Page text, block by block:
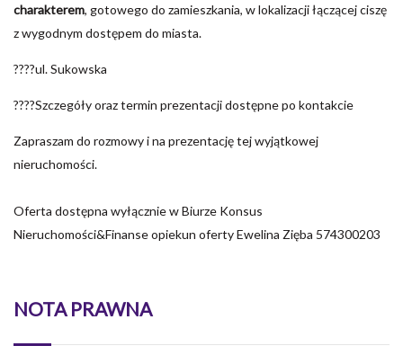
charakterem, gotowego do zamieszkania, w lokalizacji łączącej ciszę
z wygodnym dostępem do miasta.
????ul. Sukowska
????Szczegóły oraz termin prezentacji dostępne po kontakcie
Zapraszam do rozmowy i na prezentację tej wyjątkowej
nieruchomości.
Oferta dostępna wyłącznie w Biurze Konsus
Nieruchomości&Finanse opiekun oferty Ewelina Zięba 574300203
NOTA PRAWNA